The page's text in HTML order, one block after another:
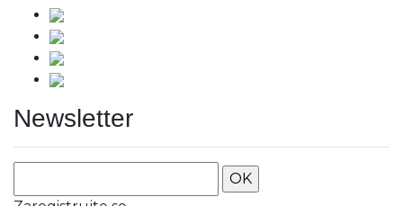
Newsletter
OK